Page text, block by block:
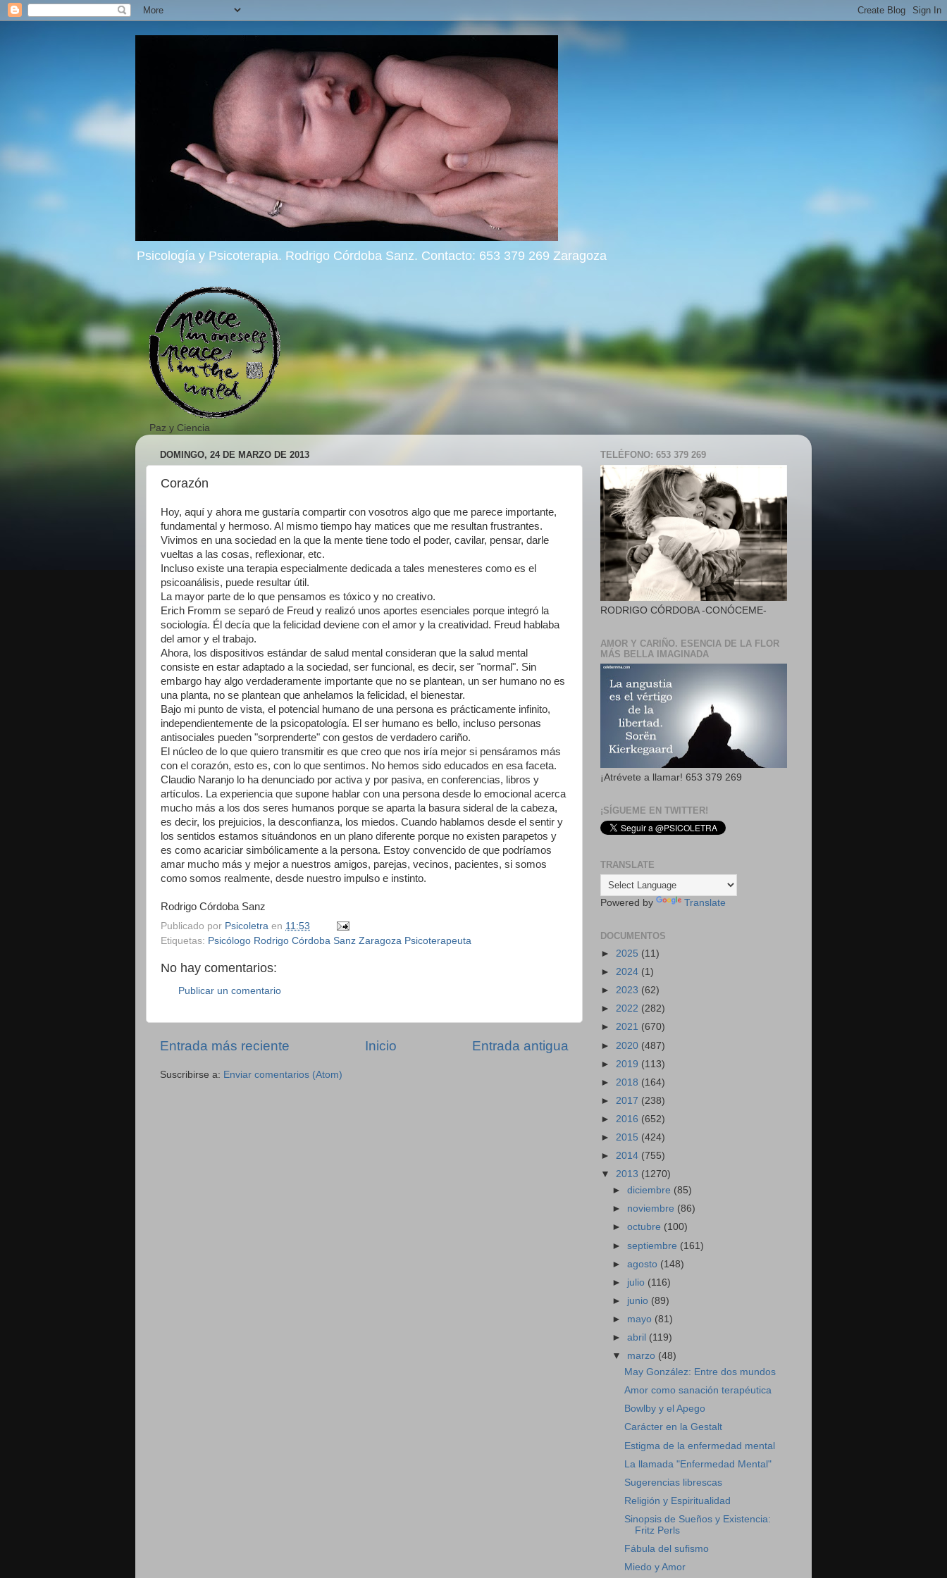
Psicología y Psicoterapia. Rodrigo Córdoba Sanz. Contacto: 653 379 269 Zaragoza
Paz y Ciencia
DOMINGO, 24 DE MARZO DE 2013
Corazón
Hoy, aquí y ahora me gustaría compartir con vosotros algo que me parece importante,
fundamental y hermoso. Al mismo tiempo hay matices que me resultan frustrantes.
Vivimos en una sociedad en la que la mente tiene todo el poder, cavilar, pensar, darle
vueltas a las cosas, reflexionar, etc.
Incluso existe una terapia especialmente dedicada a tales menesteres como es el
psicoanálisis, puede resultar útil.
La mayor parte de lo que pensamos es tóxico y no creativo.
Erich Fromm se separó de Freud y realizó unos aportes esenciales porque integró la
sociología. Él decía que la felicidad deviene con el amor y la creatividad. Freud hablaba
del amor y el trabajo.
Ahora, los dispositivos estándar de salud mental consideran que la salud mental
consiste en estar adaptado a la sociedad, ser funcional, es decir, ser "normal". Sin
embargo hay algo verdaderamente importante que no se plantean, un ser humano no es
una planta, no se plantean que anhelamos la felicidad, el bienestar.
Bajo mi punto de vista, el potencial humano de una persona es prácticamente infinito,
independientemente de la psicopatología. El ser humano es bello, incluso personas
antisociales pueden "sorprenderte" con gestos de verdadero cariño.
El núcleo de lo que quiero transmitir es que creo que nos iría mejor si pensáramos más
con el corazón, esto es, con lo que sentimos. No hemos sido educados en esa faceta.
Claudio Naranjo lo ha denunciado por activa y por pasiva, en conferencias, libros y
artículos. La experiencia que supone hablar con una persona desde lo emocional acerca
mucho más a los dos seres humanos porque se aparta la basura sideral de la cabeza,
es decir, los prejuicios, la desconfianza, los miedos. Cuando hablamos desde el sentir y
los sentidos estamos situándonos en un plano diferente porque no existen parapetos y
es como acariciar simbólicamente a la persona. Estoy convencido de que podríamos
amar mucho más y mejor a nuestros amigos, parejas, vecinos, pacientes, si somos
como somos realmente, desde nuestro impulso e instinto.
Rodrigo Córdoba Sanz
Publicado por Psicoletra en 11:53
Etiquetas: Psicólogo Rodrigo Córdoba Sanz Zaragoza Psicoterapeuta
No hay comentarios:
Publicar un comentario
Entrada más reciente Entrada antigua
Inicio
Suscribirse a: Enviar comentarios (Atom)
TELÉFONO: 653 379 269
RODRIGO CÓRDOBA -CONÓCEME-
AMOR Y CARIÑO. ESENCIA DE LA FLOR
MÁS BELLA IMAGINADA
¡Atrévete a llamar! 653 379 269
¡SÍGUEME EN TWITTER!
TRANSLATE
Powered by Translate
DOCUMENTOS
► 2025 (11)
► 2024 (1)
► 2023 (62)
► 2022 (282)
► 2021 (670)
► 2020 (487)
► 2019 (113)
► 2018 (164)
► 2017 (238)
► 2016 (652)
► 2015 (424)
► 2014 (755)
▼ 2013 (1270)
►diciembre (85)
► noviembre (86)
►octubre (100)
►septiembre (161)
►agosto (148)
► julio (116)
► junio (89)
► mayo (81)
►abril (119)
▼ marzo (48)
May González: Entre dos mundos
Amor como sanación terapéutica
Bowlby y el Apego
Carácter en la Gestalt
Estigma de la enfermedad mental
La llamada "Enfermedad Mental"
Sugerencias librescas
Religión y Espiritualidad
Sinopsis de Sueños y Existencia:
Fritz Perls
Fábula del sufismo
Miedo y Amor